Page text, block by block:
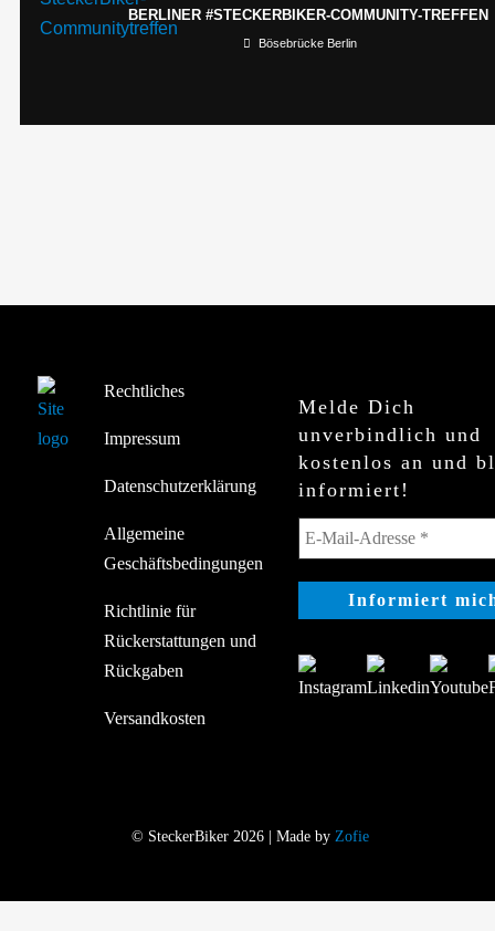
BERLINER #STECKERBIKER-COMMUNITY-TREFFEN
Bösebrücke Berlin
Rechtliches
Impressum
Datenschutzerklärung
Allgemeine
Geschäftsbedingungen
Richtlinie für
Rückerstattungen und
Rückgaben
Versandkosten
Melde Dich
unverbindlich und
kostenlos an und
informiert!
© SteckerBiker 2026 | Made by Zofie